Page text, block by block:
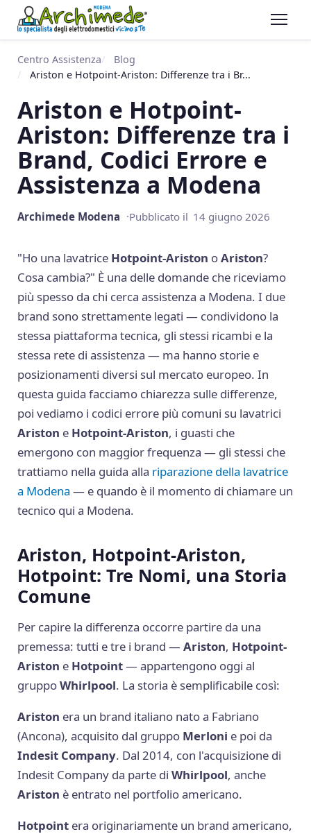
Centro Assistenza
Blog
Ariston e Hotpoint-Ariston: Differenze tra i Br...
Ariston e Hotpoint-
Ariston: Differenze tra i
Brand, Codici Errore e
Assistenza a Modena
Archimede Modena Pubblicato il 14 giugno 2026
"Ho una lavatrice Hotpoint-Ariston oAriston?
Cosa cambia?" È una delle domande che riceviamo
più spesso da chi cerca assistenza a Modena. I due
brand sono strettamente legati — condividono la
stessa piattaforma tecnica, gli stessi ricambi e la
stessa rete di assistenza — ma hanno storie e
posizionamenti diversi sul mercato europeo. In
questa guida facciamo chiarezza sulle differenze,
poi vediamo i codici errore più comuni su lavatrici
Ariston e Hotpoint-Ariston, i guasti che
emergono con maggior frequenza — gli stessi che
trattiamo nella guida alla riparazione della lavatrice
a Modena — e quando è il momento di chiamare un
tecnico qui a Modena.
Ariston, Hotpoint-Ariston,
Hotpoint: Tre Nomi, una Storia
Comune
Per capire la differenza occorre partire da una
premessa: tutti e tre i brand —Ariston, Hotpoint-
Ariston e Hotpoint— appartengono oggi al
gruppoWhirlpool. La storia è semplificabile così:
Ariston era un brand italiano nato a Fabriano
(Ancona), acquisito dal gruppo Merloni e poi da
Indesit Company. Dal 2014, con l'acquisizione di
Indesit Company da parte diWhirlpool, anche
Ariston è entrato nel portfolio americano.
Hotpoint era originariamente un brand americano,